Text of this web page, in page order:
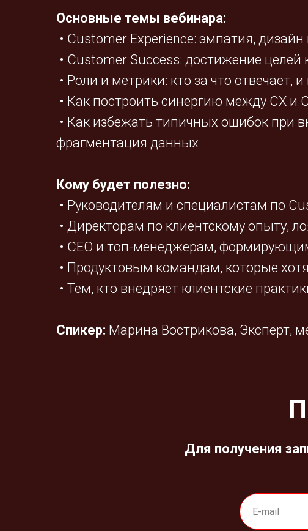
Основные темы вебинара:
• Customer Experience: эмпатия,
• Customer Success: достижение
• Роли и метрики: кто за что отвечает,
• Как построить синергию между CX и
• Как избежать типичных ошибок при
фрагментация данных
Кому будет полезно:
• Руководителям и специалистам по
• Директорам по клиентскому опыту,
• CEO и топ-менеджерам,
• Продуктовым командам, которые
• Тем, кто внедряет клиентские
Спикер: Марина Вострикова, Эксперт,
Для получения